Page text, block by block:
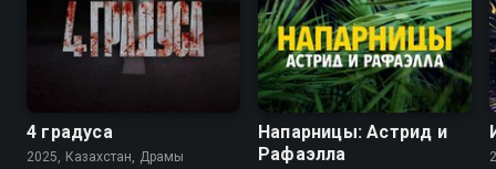
4 градуса
2025, Казахстан, Драмы
8.4 8.2
Напарницы: Астрид и
Рафаэлла